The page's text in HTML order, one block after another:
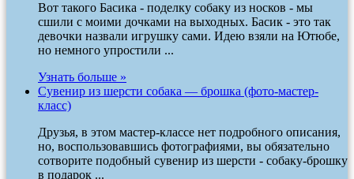
Вот такого Басика - поделку собаку из носков - мы
сшили с моими дочками на выходных. Басик - это так
девочки назвали игрушку сами. Идею взяли на Ютюбе,
но немного упростили ...
Узнать больше »
Сувенир из шерсти собака — брошка (фото-мастер-
класс)
Друзья, в этом мастер-классе нет подробного описания,
но, воспользовавшись фотографиями, вы обязательно
сотворите подобный сувенир из шерсти - собаку-брошку
в подарок ...